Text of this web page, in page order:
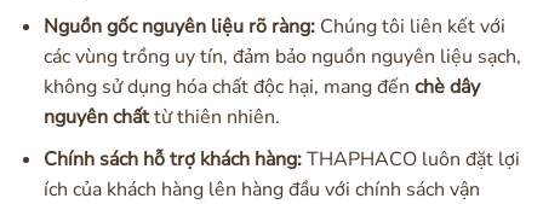
Nguồn gốc nguyên liệu rõ ràng:Chúng tôi liên kết với
các vùng trồng uy tín, đảm bảo nguồn nguyên liệu sạch,
không sử dụng hóa chất độc hại, mang đến chè dây
nguyên chấttừ thiên nhiên.
Chính sách hỗ trợ khách hàng:THAPHACO luôn đặt lợi
ích của khách hàng lên hàng đầu với chính sách vận